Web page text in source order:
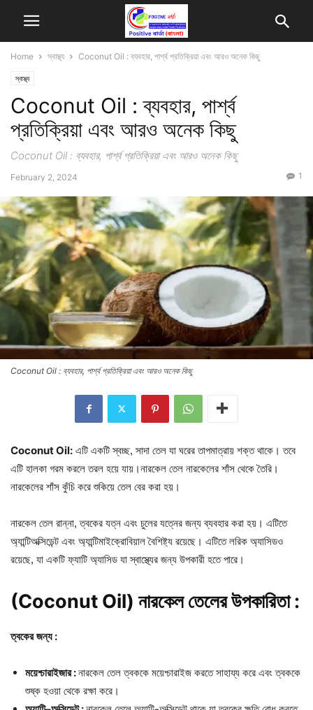
Home স্বাস্থ্য Coconut Oil : ব্যবহার, পার্শ্ব প্রতিক্রিয়া এবং আরও অনেক কিছু
স্বাস্থ্য
Coconut Oil : ব্যবহার, পার্শ্ব
প্রতিক্রিয়া এবং আরও অনেক কিছু
Coconut Oil : ব্যবহার, পার্শ্ব প্রতিক্রিয়া এবং আরও অনেক কিছু
February 2, 2024 1
Coconut Oil : ব্যবহার, পার্শ্ব প্রতিক্রিয়া এবং আরও অনেক কিছু
Coconut Oil: এটি একটি স্বচ্ছ, সাদা তেল যা ঘরের তাপমাত্রায় শক্ত থাকে। তবে
এটি হালকা গরম করলে তরল হয়ে যায়।নারকেল তেল নারকেলের শাঁস থেকে তৈরি।
নারকেলের শাঁস কুঁচি করে শুকিয়ে তেল বের করা হয়।
নারকেল তেল রান্না, ত্বকের যত্ন এবং চুলের যত্নের জন্য ব্যবহার করা হয়। এটিতে
অ্যান্টিঅক্সিডেন্ট এবং অ্যান্টিমাইক্রোবিয়াল বৈশিষ্ট্য রয়েছে। এটিতে লরিক অ্যাসিডও
রয়েছে, যা একটি ফ্যাটি অ্যাসিড যা স্বাস্থ্যের জন্য উপকারী হতে পারে।
(Coconut Oil) নারকেল তেলের উপকারিতা :
ত্বকের জন্য:
ময়েশ্চারাইজার:নারকেল তেল ত্বককে ময়েশ্চারাইজ করতে সাহায্য করে এবং ত্বককে
শুষ্ক হওয়া থেকে রক্ষা করে।